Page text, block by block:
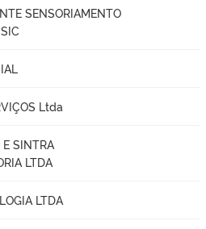
SENSORIAMENTO
Ltda
SINTRA
LTDA
LTDA